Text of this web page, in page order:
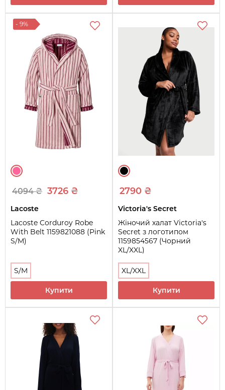
- 9%
4094 ₴ 3726 ₴
Lacoste
Lacoste Corduroy Robe
With Belt 1159821088 (Pink
S/M)
S/M
Купити
2790 ₴
Victoria's Secret
Жіночий халат Victoria's
Secret з логотипом
1159854567 (Чорний
XL/XXL)
XL/XXL
Купити